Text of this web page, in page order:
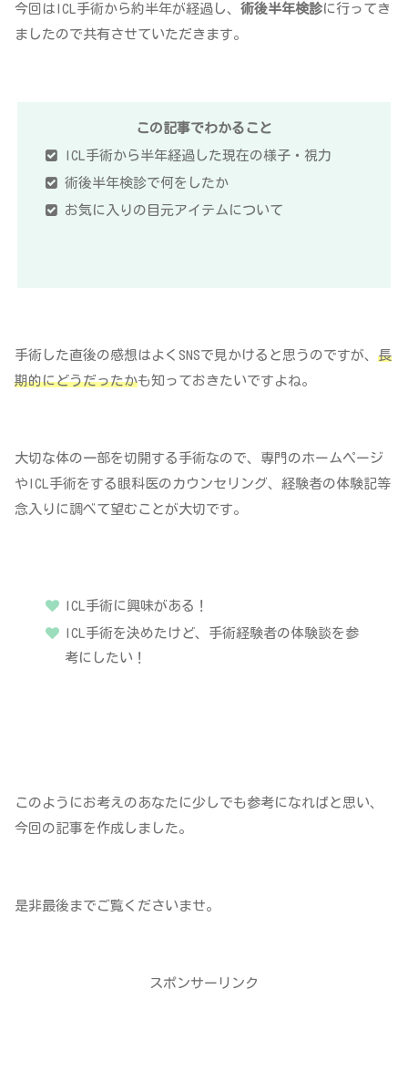
今回はICL手術から約半年が経過し、 術後半年検診に行ってき
ましたので共有させていただきます。
この記事でわかること
ICL手術から半年経過した現在の様子・視力
術後半年検診で何をしたか
お気に入りの目元アイテムについて
手術した直後の感想はよくSNSで見かけると思うのですが、 長
期的にどうだったかも知っておきたいですよね。
大切な体の一部を切開する手術なので、専門のホームページ
やICL手術をする眼科医のカウンセリング、経験者の体験記等
念入りに調べて望むことが大切です。
ICL手術に興味がある！
ICL手術を決めたけど、手術経験者の体験談を参
考にしたい！
このようにお考えのあなたに少しでも参考になればと思い、
今回の記事を作成しました。
是非最後までご覧くださいませ。
スポンサーリンク